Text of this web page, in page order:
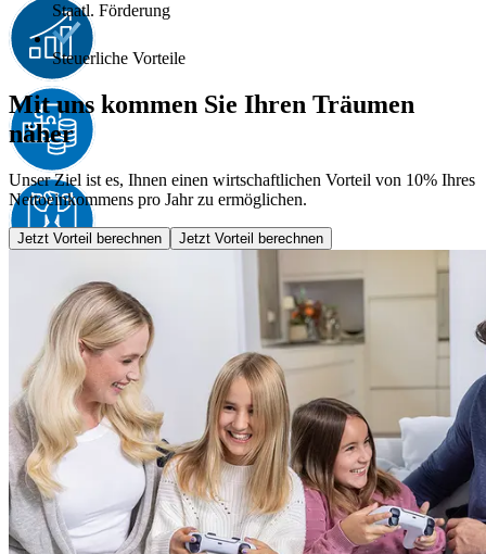
Staatl. Förderung
Steuerliche Vorteile
Mit uns kommen Sie Ihren Träumen
näher
Unser Ziel ist es, Ihnen einen wirtschaftlichen Vorteil von 10% Ihres
Nettoeinkommens pro Jahr zu ermöglichen.
Jetzt Vorteil berechnen Jetzt Vorteil berechnen